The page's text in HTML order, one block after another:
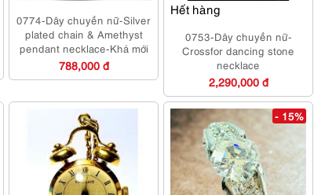
0774-Dây chuyền nữ-Silver
plated chain & Amethyst
pendant necklace-Khá mới
788,000 đ
Hết hàng
0753-Dây chuyền nữ-
Crossfor dancing stone
necklace
2,290,000 đ
- 15%